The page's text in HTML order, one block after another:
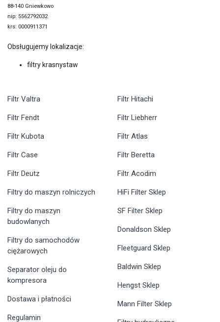
88-140 Gniewkowo
nip: 5562792032
krs: 0000911371
Obsługujemy lokalizacje:
filtry krasnystaw
Filtr Valtra
Filtr Fendt
Filtr Kubota
Filtr Case
Filtr Deutz
Filtr Hitachi
Filtr Liebherr
Filtr Atlas
Filtr Beretta
Filtr Acodim
Filtry do maszyn rolniczych
Filtry do maszyn
budowlanych
Filtry do samochodów
ciężarowych
Separator oleju do
kompresora
Dostawa i płatności
Regulamin
HiFi Filter Sklep
SF Filter Sklep
Donaldson Sklep
Fleetguard Sklep
Baldwin Sklep
Hengst Sklep
Mann Filter Sklep